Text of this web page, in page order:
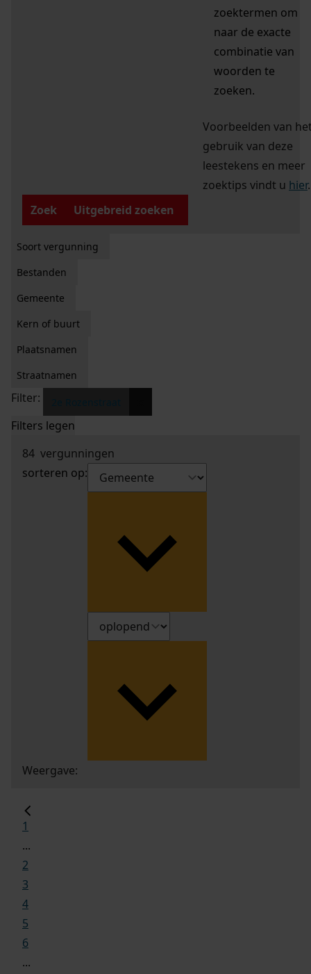
zoektermen om
naar de exacte
combinatie van
woorden te
zoeken.
Voorbeelden van
gebruik van deze
leestekens en meer
zoektips vindt u hier.
Zoek
Uitgebreid zoeken
Soort vergunning
Bestanden
Gemeente
Kern of buurt
Plaatsnamen
Straatnamen
Filter:
Filters legen
84 vergunningen
sorteren op:
Weergave:
1
...
2
3
4
5
6
...